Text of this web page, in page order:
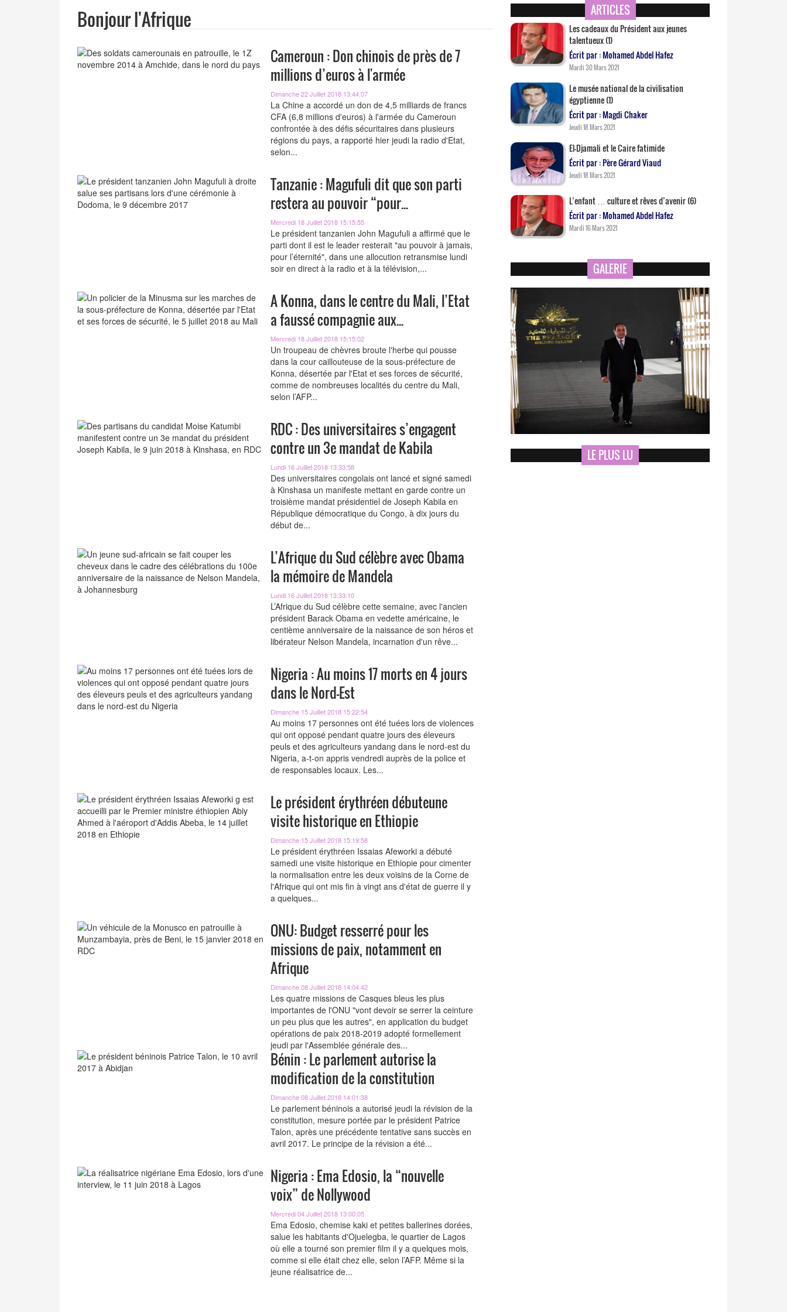
Bonjour l'Afrique
Cameroun : Don chinois de près de 7
millions d’euros à l'armée
Dimanche 22 Juillet 2018 13:44:07
La Chine a accordé un don de 4,5 milliards de francs
CFA (6,8 millions d'euros) à l'armée du Cameroun
confrontée à des défis sécuritaires dans plusieurs
régions du pays, a rapporté hier jeudi la radio d'Etat,
selon...
Tanzanie : Magufuli dit que son parti
restera au pouvoir “pour...
Mercredi 18 Juillet 2018 15:15:55
Le président tanzanien John Magufuli a affirmé que le
parti dont il est le leader resterait "au pouvoir à jamais,
pour l’éternité", dans une allocution retransmise lundi
soir en direct à la radio et à la télévision,...
A Konna, dans le centre du Mali, l’Etat
a faussé compagnie aux...
Mercredi 18 Juillet 2018 15:15:02
Un troupeau de chèvres broute l'herbe qui pousse
dans la cour caillouteuse de la sous-préfecture de
Konna, désertée par l'Etat et ses forces de sécurité,
comme de nombreuses localités du centre du Mali,
selon l’AFP...
RDC : Des universitaires s’engagent
contre un 3e mandat de Kabila
Lundi 16 Juillet 2018 13:33:58
Des universitaires congolais ont lancé et signé samedi
à Kinshasa un manifeste mettant en garde contre un
troisième mandat présidentiel de Joseph Kabila en
République démocratique du Congo, à dix jours du
début de...
L’Afrique du Sud célèbre avec Obama
la mémoire de Mandela
Lundi 16 Juillet 2018 13:33:10
L’Afrique du Sud célèbre cette semaine, avec l'ancien
président Barack Obama en vedette américaine, le
centième anniversaire de la naissance de son héros et
libérateur Nelson Mandela, incarnation d'un rêve...
Nigeria : Au moins 17 morts en 4 jours
dans le Nord-Est
Dimanche 15 Juillet 2018 15:22:54
Au moins 17 personnes ont été tuées lors de violences
qui ont opposé pendant quatre jours des éleveurs
peuls et des agriculteurs yandang dans le nord-est du
Nigeria, a-t-on appris vendredi auprès de la police et
de responsables locaux. Les...
Le président érythréen débuteune
visite historique en Ethiopie
Dimanche 15 Juillet 2018 15:19:58
Le président érythréen Issaias Afeworki a débuté
samedi une visite historique en Ethiopie pour cimenter
la normalisation entre les deux voisins de la Corne de
l'Afrique qui ont mis fin à vingt ans d'état de guerre il y
a quelques...
ONU: Budget resserré pour les
missions de paix, notamment en
Afrique
Dimanche 08 Juillet 2018 14:04:42
Les quatre missions de Casques bleus les plus
importantes de l'ONU "vont devoir se serrer la ceinture
un peu plus que les autres", en application du budget
opérations de paix 2018-2019 adopté formellement
jeudi par l'Assemblée générale des...
Bénin : Le parlement autorise la
modification de la constitution
Dimanche 08 Juillet 2018 14:01:38
Le parlement béninois a autorisé jeudi la révision de la
constitution, mesure portée par le président Patrice
Talon, après une précédente tentative sans succès en
avril 2017. Le principe de la révision a été...
Nigeria : Ema Edosio, la “nouvelle
voix” de Nollywood
Mercredi 04 Juillet 2018 13:00:05
Ema Edosio, chemise kaki et petites ballerines dorées,
salue les habitants d'Ojuelegba, le quartier de Lagos
où elle a tourné son premier film il y a quelques mois,
comme si elle était chez elle, selon l’AFP. Même si la
jeune réalisatrice de...
ARTICLES
Les cadeaux du Président aux jeunes
talentueux (1)
Écrit par : Mohamed Abdel Hafez
Mardi 30 Mars 2021
Le musée national de la civilisation
égyptienne (1)
Écrit par : Magdi Chaker
Jeudi 18 Mars 2021
El-Djamali et le Caire fatimide
Écrit par : Père Gérard Viaud
Jeudi 18 Mars 2021
L’enfant … culture et rêves d’avenir (6)
Écrit par : Mohamed Abdel Hafez
Mardi 16 Mars 2021
GALERIE
LE PLUS LU